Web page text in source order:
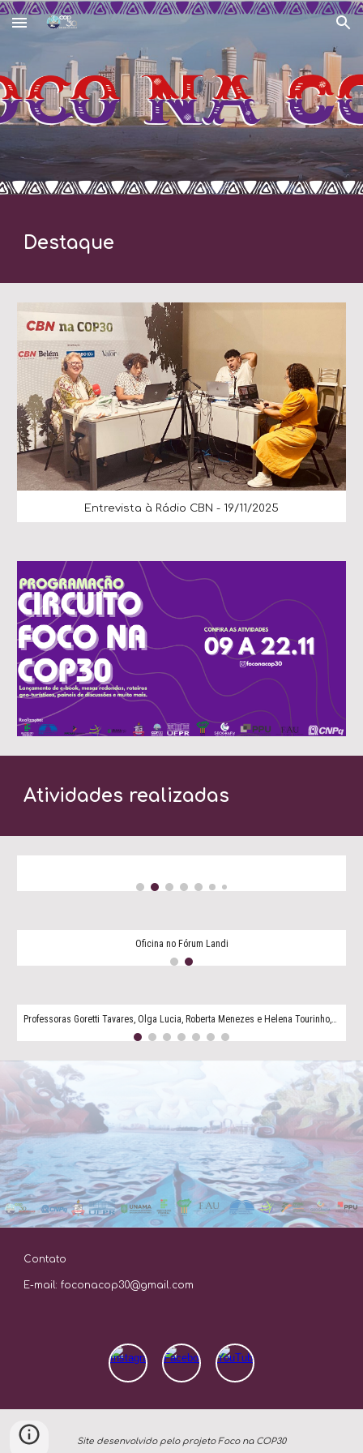
Skip to main content Skip to navigation
Destaque
Entrevista à Rádio CBN - 19/11/2025
Atividades realizadas
Oficina no Fórum Landi
Contato
E-mail: foconacop30@gmail.com
Site desenvolvido pelo projeto Foco na COP30